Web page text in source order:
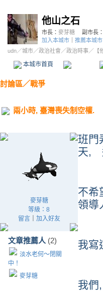
他山之石
市長： 麥芽糖 副市長：
加入本城市
推薦本城市
udn／城市／政治社會 ／政治時事／ 【
本城市首頁
討論區／戰爭
兩小時, 臺灣喪失制空權.
麥芽糖
等級：8
留言｜ 加入好友
文章推薦人 (2)
淡水老何～閉關
中！
麥芽糖
班
天,
不希
領導
我
我